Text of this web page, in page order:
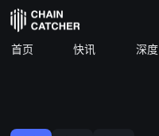
首页 快讯 深度